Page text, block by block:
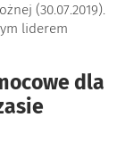
(30.07.2019).
liderem
dla